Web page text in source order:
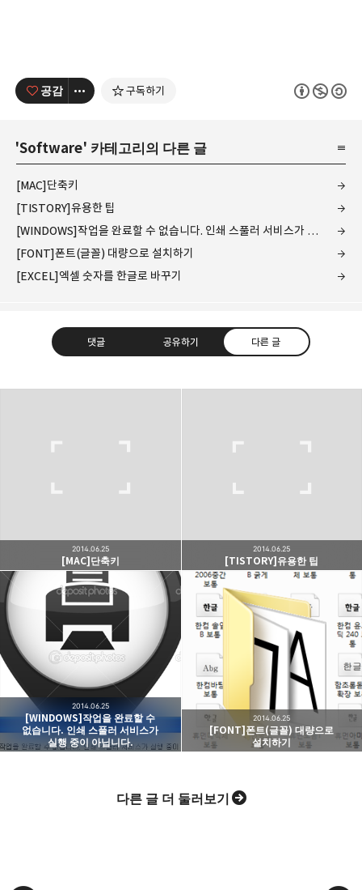
공감 구독하기
'Software' 카테고리의 다른 글
[MAC]단축키
[TISTORY]유용한 팁
[WINDOWS]작업을 완료할 수 없습니다. 인쇄 스풀러 서비스가 실행 중이 아닙니다.
[FONT]폰트(글꼴) 대량으로 설치하기
[EXCEL]엑셀 숫자를 한글로 바꾸기
댓글 공유하기 다른 글
www.earthhero.me
구독하기
카카오스토리 밴드 네이버 블로그
[MAC]단축키
2014.06.25
[TISTORY]유용한 팁
2014.06.25
[WINDOWS]작업을 완료할 수
없습니다. 인쇄 스풀러 서비스가
실행 중이 아닙니다.
2014.06.25
[FONT]폰트(글꼴) 대량으로
설치하기
2014.06.25
다른 글 더 둘러보기